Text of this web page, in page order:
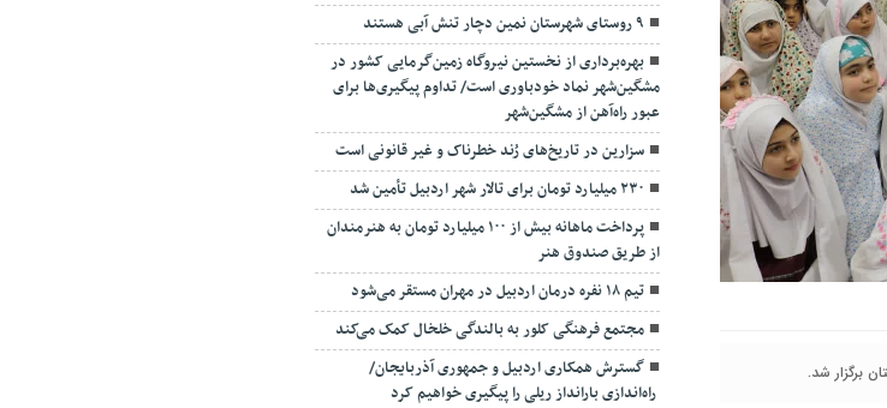
۹ روستای شهرستان نمین دچار تنش آبی هستند
بهره‌برداری از نخستین نیروگاه زمین‌گرمایی کشور در
مشگین‌شهر نماد خودباوری است/ تداوم پیگیری‌ها برای
عبور راه‌آهن از مشگین‌شهر
سزارین در تاریخ‌های رُند خطرناک و غیر قانونی است
۲۳۰ میلیارد تومان برای تالار شهر اردبیل تأمین شد
پرداخت ماهانه بیش از ۱۰۰ میلیارد تومان به هنرمندان
از طریق صندوق هنر
تیم ۱۸ نفره درمان اردبیل در مهران مستقر می‌شود
مجتمع فرهنگی کلور به بالندگی خلخال کمک می‌کند
گسترش همکاری اردبیل و جمهوری آذربایجان/
راه‌اندازی بارانداز ریلی را پیگیری خواهیم کرد